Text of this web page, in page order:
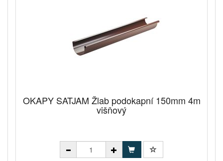
OKAPY SATJAM Žlab podokapní 150mm 4m
višňový